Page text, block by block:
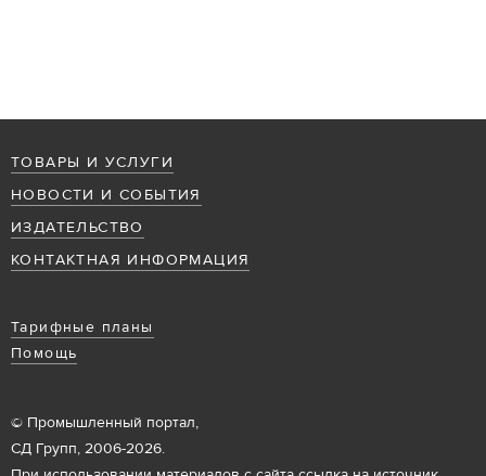
ТОВАРЫ И УСЛУГИ
НОВОСТИ И СОБЫТИЯ
ИЗДАТЕЛЬСТВО
КОНТАКТНАЯ ИНФОРМАЦИЯ
Тарифные планы
Помощь
© Промышленный портал,
СД Групп, 2006-2026.